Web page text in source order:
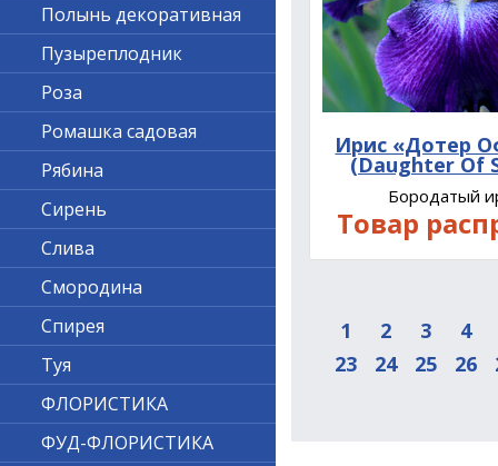
Ирис «Дотер
(Daughter Of
Бородатый
Товар
1 2 3
4
23
24 25 26
Полынь декоративная
Пузыреплодник
Роза
Ромашка садовая
Рябина
Сирень
Слива
Смородина
Спирея
Туя
ФЛОРИСТИКА
ФУД-ФЛОРИСТИКА